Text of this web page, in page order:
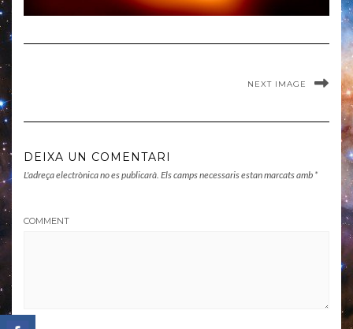
NEXT IMAGE
DEIXA UN COMENTARI
L'adreça electrònica no es publicarà. Els camps necessaris estan marcats amb *
COMMENT